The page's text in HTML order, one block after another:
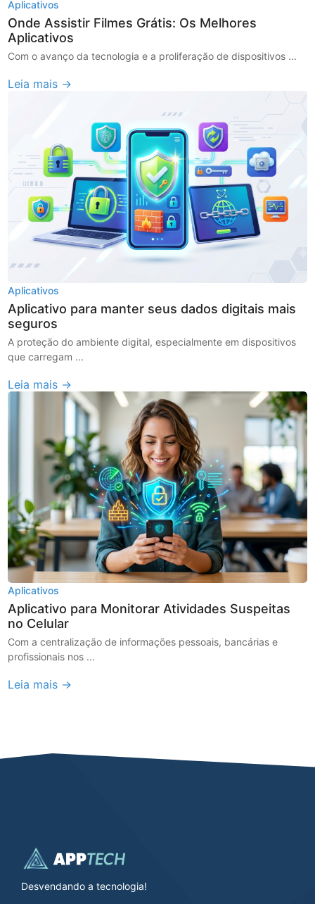
Aplicativos
Onde Assistir Filmes Grátis: Os Melhores
Aplicativos
Com o avanço da tecnologia e a proliferação de dispositivos ...
Leia mais →
Aplicativos
Aplicativo para manter seus dados digitais mais
seguros
A proteção do ambiente digital, especialmente em dispositivos
que carregam ...
Leia mais →
Aplicativos
Aplicativo para Monitorar Atividades Suspeitas
no Celular
Com a centralização de informações pessoais, bancárias e
profissionais nos ...
Leia mais →
Desvendando a tecnologia!